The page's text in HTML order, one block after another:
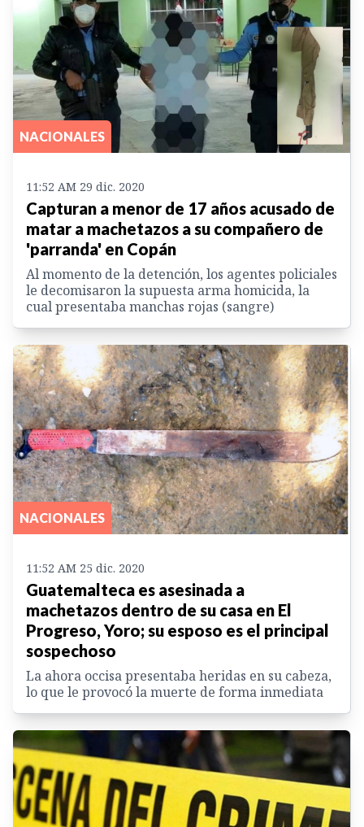
NACIONALES
11:52 AM 29 dic. 2020
Capturan a menor de 17 años acusado de
matar a machetazos a su compañero de
'parranda' en Copán
Al momento de la detención, los agentes policiales
le decomisaron la supuesta arma homicida, la
cual presentaba manchas rojas (sangre)
NACIONALES
11:52 AM 25 dic. 2020
Guatemalteca es asesinada a
machetazos dentro de su casa en El
Progreso, Yoro; su esposo es el principal
sospechoso
La ahora occisa presentaba heridas en su cabeza,
lo que le provocó la muerte de forma inmediata